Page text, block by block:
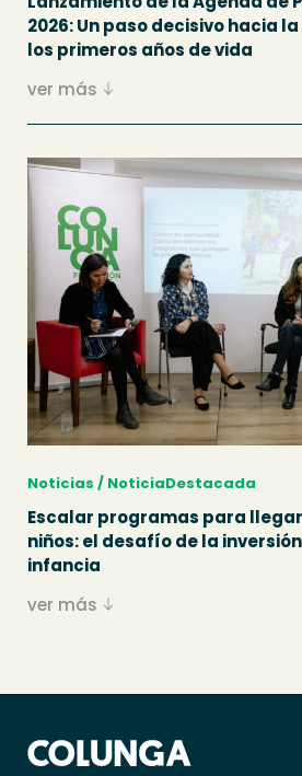
2026: Un paso decisivo hacia
los primeros años de vida
ver más
Noticias / NoticiaDestacada
Escalar programas para
niños: el desafío de la
infancia
ver más